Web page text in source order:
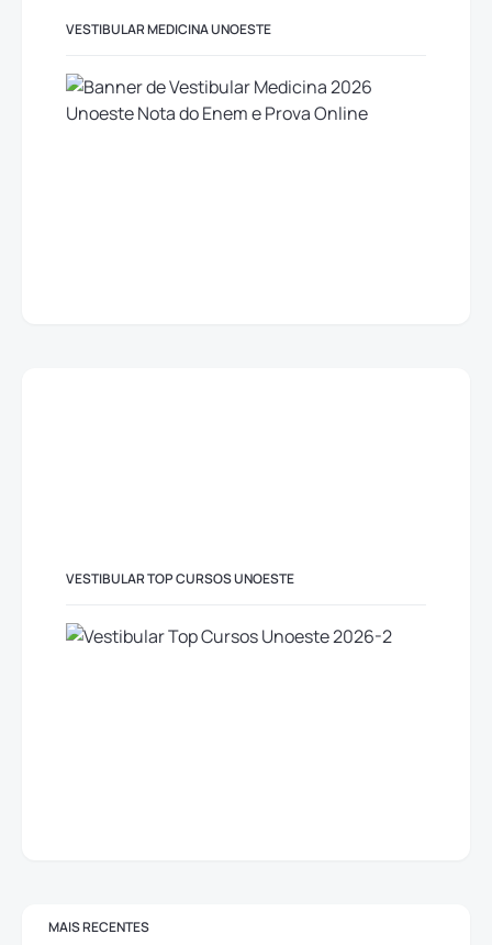
VESTIBULAR MEDICINA UNOESTE
VESTIBULAR TOP CURSOS UNOESTE
MAIS RECENTES